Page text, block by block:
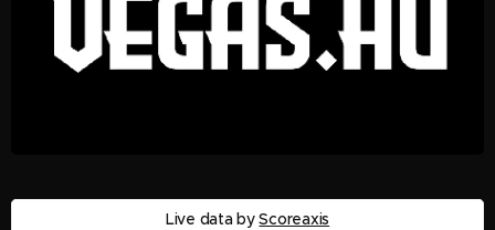
Live data byScoreaxis